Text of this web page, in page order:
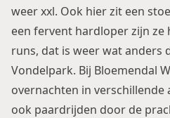
weer xxl. Ook hier zit een
een fervent hardloper zijn
runs, dat is weer wat anders
Vondelpark. Bij Bloemendal
overnachten in verschillende
ook paardrijden door de